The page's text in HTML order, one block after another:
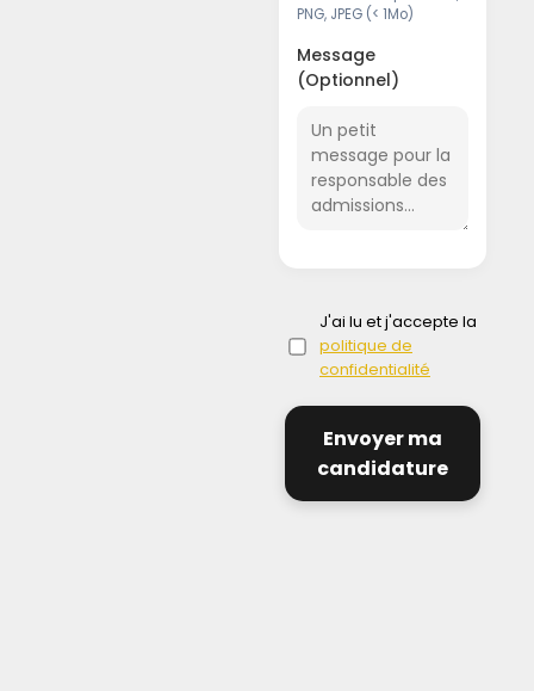
PNG, JPEG (< 1Mo)
Message
(Optionnel)
J'ai lu et j'accepte la
politique de
confidentialité
Envoyer ma
candidature